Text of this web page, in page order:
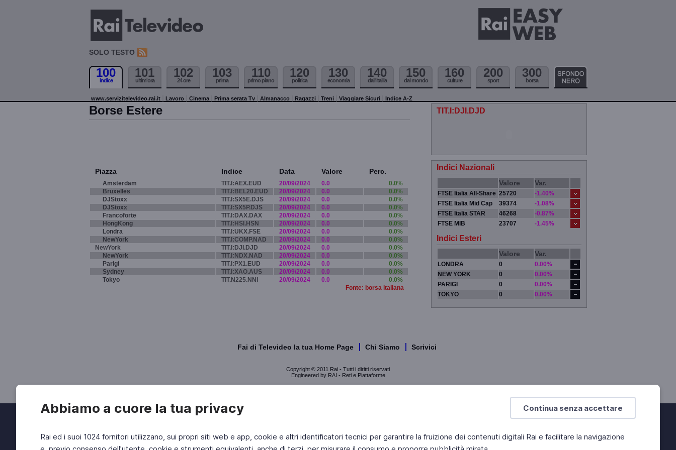
Continua senza accettare
Abbiamo a cuore la tua privacy
Rai ed i suoi 1024 fornitori utilizzano, sui propri siti web e app, cookie e altri identificatori tecnici per garantire la fruizione dei contenuti digitali Rai e facilitare la navigazione
SOLO TESTO
100
indice
101
ultim'ora
102
24 ore
103
prima
110
primo piano
120
politica
130
economia
140
dall'itallia
150
dal mondo
160
culture
200
sport
300
borsa
www.servizitelevideo.rai.it Lavoro Cinema Prima serata Tv Almanacco Ragazzi Treni Viaggiare Sicuri Indice A-Z
Borse Estere
Piazza Indice Data Valore Perc.
Amsterdam TIT.I:AEX.EUD 20/09/2024 0.0
0.0%
Bruxelles
TIT.I:BEL20.EUD 20/09/2024 0.0
0.0%
DJStoxx
TIT.I:SX5E.DJS 20/09/2024 0.0
0.0%
DJStoxx
TIT.I:SX5P.DJS 20/09/2024 0.0
0.0%
Francoforte
TIT.I:DAX.DAX 20/09/2024 0.0
0.0%
HongKong
TIT.I:HSI.HSN 20/09/2024 0.0
0.0%
Londra
TIT.I:UKX.FSE 20/09/2024 0.0
0.0%
NewYork
TIT.I:COMP.NAD 20/09/2024 0.0
0.0%
NewYork
TIT.I:DJI.DJD 20/09/2024 0.0
0.0%
NewYork
TIT.I:NDX.NAD 20/09/2024 0.0
0.0%
Parigi
TIT.I:PX1.EUD 20/09/2024 0.0
0.0%
Sydney
TIT.I:XAO.AUS 20/09/2024 0.0
0.0%
Tokyo
TIT.N225.NNI 20/09/2024 0.0
0.0%
Fonte: borsa italiana
TIT.I:DJI.DJD
Indici Nazionali
Valore Var.
FTSE Italia All-Share 25720
-1.40%
FTSE Italia Mid Cap
39374
-1.08%
FTSE Italia STAR
46268
-0.87%
FTSE MIB
23707 -1.45%
Indici Esteri
Valore Var.
LONDRA 0
0.00%
NEW YORK
0
0.00%
PARIGI
0
0.00%
TOKYO
0 0.00%
Fai di Televideo la tua Home Page Chi Siamo Scrivici
Copyright © 2011 Rai - Tutti i diritti riservati
Engineered by RAI - Reti e Piattaforme